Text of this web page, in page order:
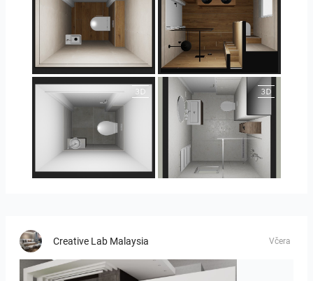
25-5018 bnr. 100 25-5018 bnr. 100
23-030409 bnr. 10
Creative Lab Malaysia Včera